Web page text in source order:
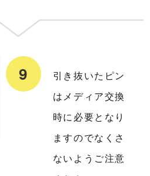
引き抜いたピン
はメディア交換
時に必要となり
ますのでなくさ
ないようご注意